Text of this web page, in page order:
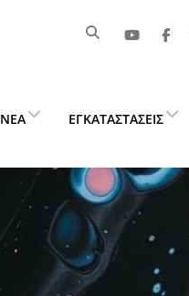
ΝΈΑ ΕΓΚΑΤΑΣΤΆΣΕΙΣ